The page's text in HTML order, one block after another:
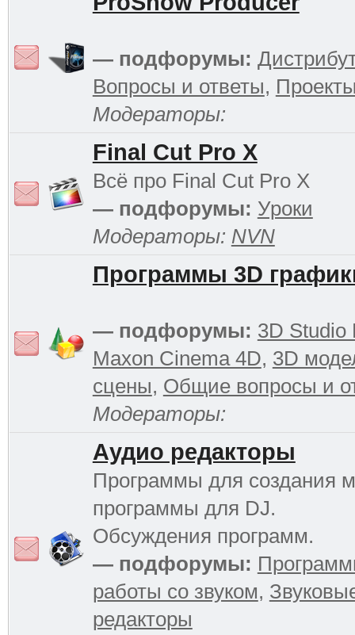
— подфорумы:
Вопросы и ответы,
Модераторы:
Final Cut Pro X
Всё про Final Cut Pro X
— подфорумы: Уроки
Модераторы: NVN
Программы 3D
— подфорумы: 3D Studio
Maxon Cinema 4D, 3D
сцены, Общие вопросы и
Модераторы:
Аудио редакторы
Программы для создания
программы для DJ.
Обсуждения программ.
— подфорумы:
работы со звуком,
редакторы